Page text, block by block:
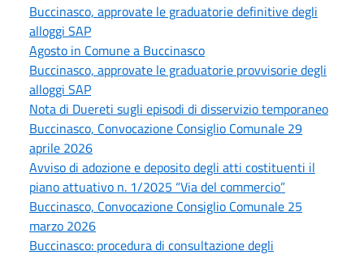
Buccinasco, approvate le graduatorie definitive degli
alloggi SAP
Agosto in Comune a Buccinasco
Buccinasco, approvate le graduatorie provvisorie degli
alloggi SAP
Nota di Duereti sugli episodi di disservizio temporaneo
Buccinasco, Convocazione Consiglio Comunale 29
aprile 2026
Avviso di adozione e deposito degli atti costituenti il
piano attuativo n. 1/2025 “Via del commercio”
Buccinasco, Convocazione Consiglio Comunale 25
marzo 2026
Buccinasco: procedura di consultazione degli